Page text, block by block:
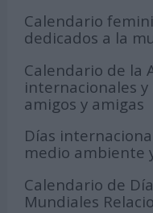
Calendario
dedicados a la
Calendario de la
internacionales
amigos y amigas
Días
medio ambiente
Calendario de
Mundiales